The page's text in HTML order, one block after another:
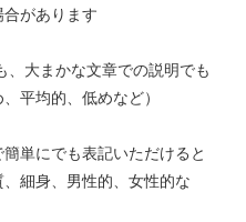
があります
大まかな文章での説明でも
平均的、低めなど）
にでも表記いただけると
細身、男性的、女性的な